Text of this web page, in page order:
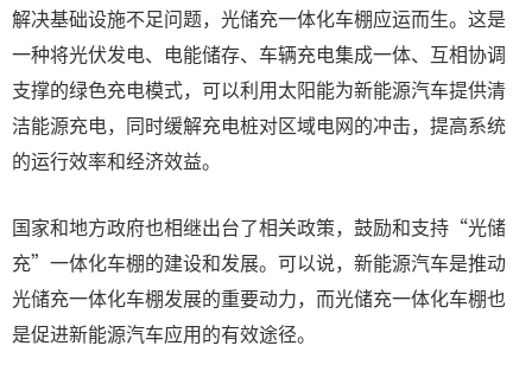
解决基础设施不足问题，光储充一体化车棚应运而生。这是
一种将光伏发电、电能储存、车辆充电集成一体、互相协调
支撑的绿色充电模式，可以利用太阳能为新能源汽车提供清
洁能源充电，同时缓解充电桩对区域电网的冲击，提高系统
的运行效率和经济效益。
国家和地方政府也相继出台了相关政策，鼓励和支持“光储
充”一体化车棚的建设和发展。可以说，新能源汽车是推动
光储充一体化车棚发展的重要动力，而光储充一体化车棚也
是促进新能源汽车应用的有效途径。